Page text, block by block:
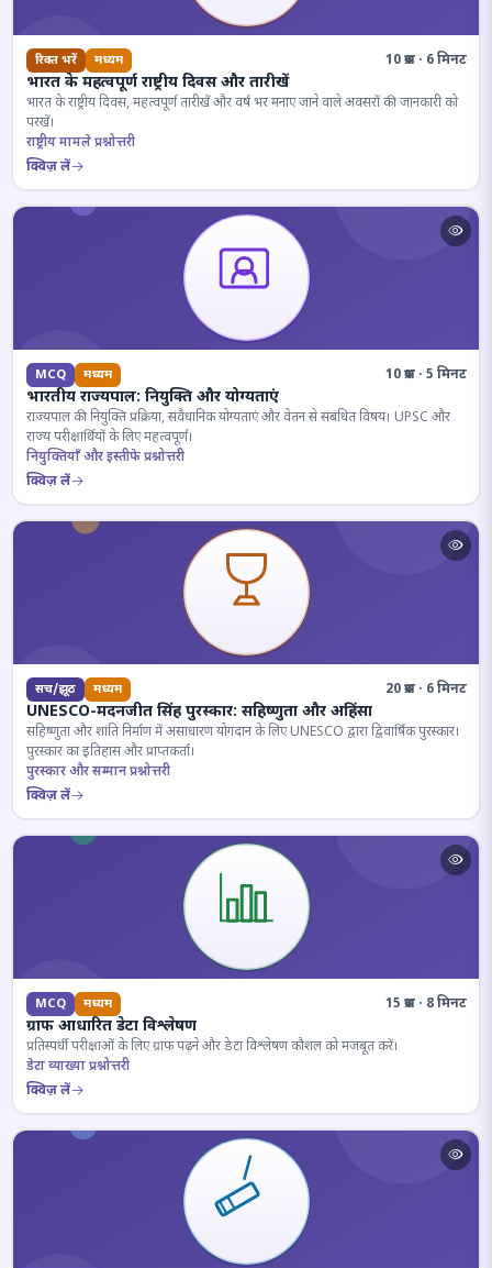
रिक्त भरें मध्यम 10 प्रश्न · 6 मिनट
भारत के महत्वपूर्ण राष्ट्रीय दिवस और तारीखें
भारत के राष्ट्रीय दिवस, महत्वपूर्ण तारीखें और वर्ष भर मनाए जाने वाले अवसरों की जानकारी को
परखें।
राष्ट्रीय मामले प्रश्नोत्तरी
क्विज़ लें
MCQ मध्यम 10 प्रश्न · 5 मिनट
भारतीय राज्यपाल: नियुक्ति और योग्यताएं
राज्यपाल की नियुक्ति प्रक्रिया, संवैधानिक योग्यताएं और वेतन से संबंधित विषय। UPSC और
राज्य परीक्षार्थियों के लिए महत्वपूर्ण।
नियुक्तियाँ और इस्तीफे प्रश्नोत्तरी
क्विज़ लें
सच/झूठ मध्यम 20 प्रश्न · 6 मिनट
UNESCO-मदनजीत सिंह पुरस्कार: सहिष्णुता और अहिंसा
सहिष्णुता और शांति निर्माण में असाधारण योगदान के लिए UNESCO द्वारा द्विवार्षिक पुरस्कार।
पुरस्कार का इतिहास और प्राप्तकर्ता।
पुरस्कार और सम्मान प्रश्नोत्तरी
क्विज़ लें
MCQ मध्यम 15 प्रश्न · 8 मिनट
ग्राफ आधारित डेटा विश्लेषण
प्रतिस्पर्धी परीक्षाओं के लिए ग्राफ पढ़ने और डेटा विश्लेषण कौशल को मजबूत करें।
डेटा व्याख्या प्रश्नोत्तरी
क्विज़ लें